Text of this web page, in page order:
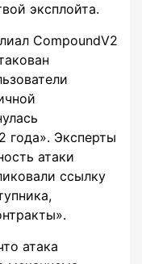
эксплойта.
CompoundV2
года». Эксперты
атаки
ссылку
атака